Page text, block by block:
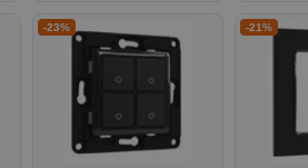
-23% -21%